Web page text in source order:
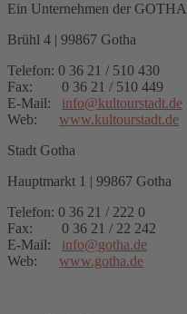
Ein Unternehmen der
Brühl 4 | 99867 Gotha
Telefon: 0 36 21 / 510 430
Fax: 0 36 21 / 510 449
E-Mail: info@kultourstadt.de
Web: www.kultourstadt.de
Stadt Gotha
Hauptmarkt 1 | 99867 Gotha
Telefon: 0 36 21 / 222 0
Fax: 0 36 21 / 22 242
E-Mail: info@gotha.de
Web: www.gotha.de